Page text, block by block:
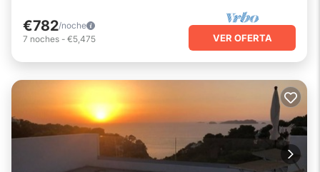
€782/noche
7 noches - €5,475 VER OFERTA